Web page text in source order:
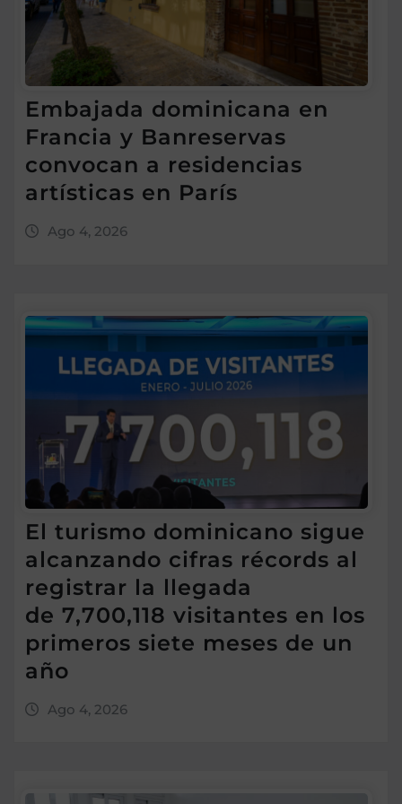
Embajada dominicana en
Francia y Banreservas
convocan a residencias
artísticas en París
Ago 4, 2026
El turismo dominicano sigue
alcanzando cifras récords al
registrar la llegada
de 7,700,118 visitantes en los
primeros siete meses de un
año
Ago 4, 2026